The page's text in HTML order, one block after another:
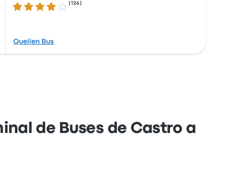
4.1 su 5 stelle ( 126 )
Queilen Bus
de Buses de Castro a